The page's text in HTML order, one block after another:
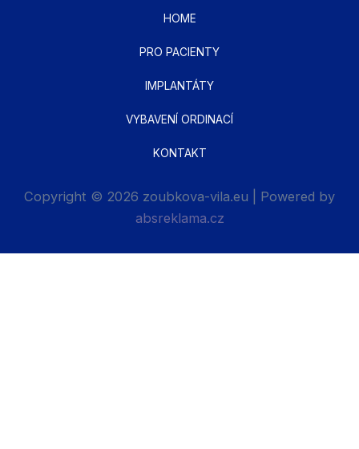
HOME
PRO PACIENTY
IMPLANTÁTY
VYBAVENÍ ORDINACÍ
KONTAKT
Copyright © 2026 zoubkova-vila.eu | Powered by
absreklama.cz